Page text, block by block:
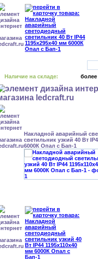
Наличие на складе: более
Накладной аварийный
светильник узкий 40 Вт
6000К Опал с Бап-1